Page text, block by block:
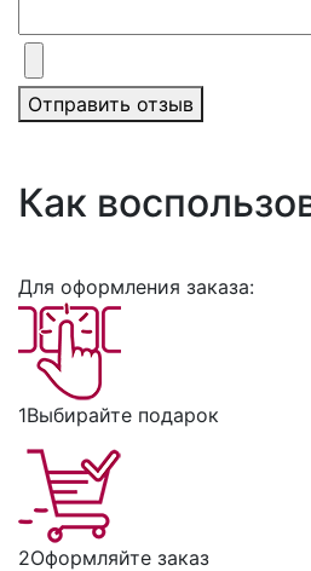
Отправить отзыв
Как
Для оформления заказа:
1Выбирайте подарок
2Оформляйте заказ